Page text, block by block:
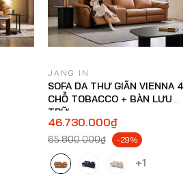
JANG IN
SOFA DA THƯ GIÃN VIENNA 4
CHỖ TOBACCO + BÀN LƯU
TRỮ
46.730.000₫
65.800.000₫ -29%
+1